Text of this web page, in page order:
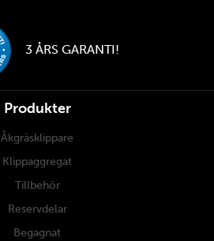
3 ÅRS GARANTI!
Produkter
Åkgräsklippare
Klippaggregat
Tillbehör
Reservdelar
Begagnat